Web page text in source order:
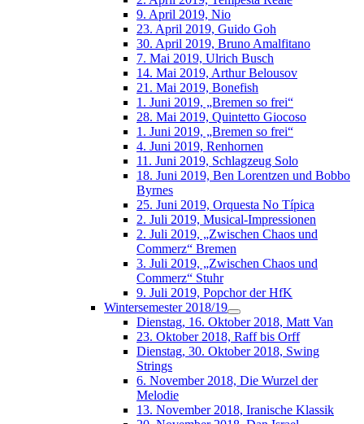
9. April 2019, Nio
23. April 2019, Guido Goh
30. April 2019, Bruno Amalfitano
7. Mai 2019, Ulrich Busch
14. Mai 2019, Arthur Belousov
21. Mai 2019, Bonefish
1. Juni 2019, „Bremen so frei“
28. Mai 2019, Quintetto Giocoso
1. Juni 2019, „Bremen so frei“
4. Juni 2019, Renhornen
11. Juni 2019, Schlagzeug Solo
18. Juni 2019, Ben Lorentzen und Bobbo
Byrnes
25. Juni 2019, Orquesta No Típica
2. Juli 2019, Musical-Impressionen
2. Juli 2019, „Zwischen Chaos und
Commerz“ Bremen
3. Juli 2019, „Zwischen Chaos und
Commerz“ Stuhr
9. Juli 2019, Popchor der HfK
Wintersemester 2018/19
Dienstag, 16. Oktober 2018, Matt Van
23. Oktober 2018, Raff bis Orff
Dienstag, 30. Oktober 2018, Swing
Strings
6. November 2018, Die Wurzel der
Melodie
13. November 2018, Iranische Klassik